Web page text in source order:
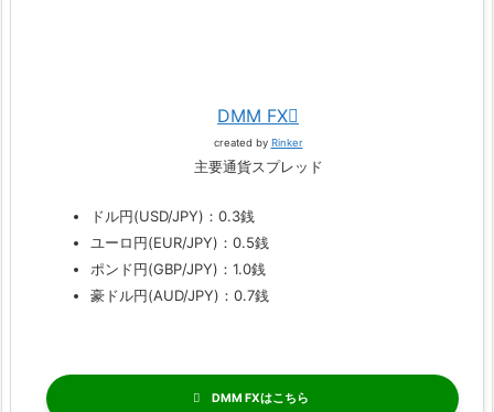
DMM FX
created by Rinker
主要通貨スプレッド
ドル円(USD/JPY)：0.3銭
ユーロ円(EUR/JPY)：0.5銭
ポンド円(GBP/JPY)：1.0銭
豪ドル円(AUD/JPY)：0.7銭
DMM FX